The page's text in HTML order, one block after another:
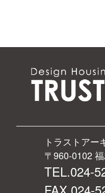
トラストアー
〒960-0102
TEL.024-